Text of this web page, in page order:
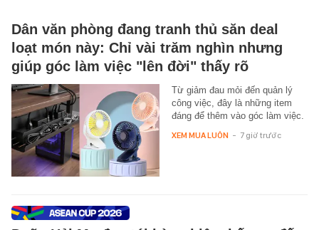
Dân văn phòng đang tranh thủ săn deal
loạt món này: Chỉ vài trăm nghìn nhưng
giúp góc làm việc "lên đời" thấy rõ
Từ giảm đau mỏi đến quản lý
công việc, đây là những item
đáng để thêm vào góc làm việc.
XEM MUA LUÔN - 7 giờ trước